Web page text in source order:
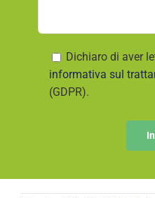
Dichiaro di aver
informativa sul
(GDPR).